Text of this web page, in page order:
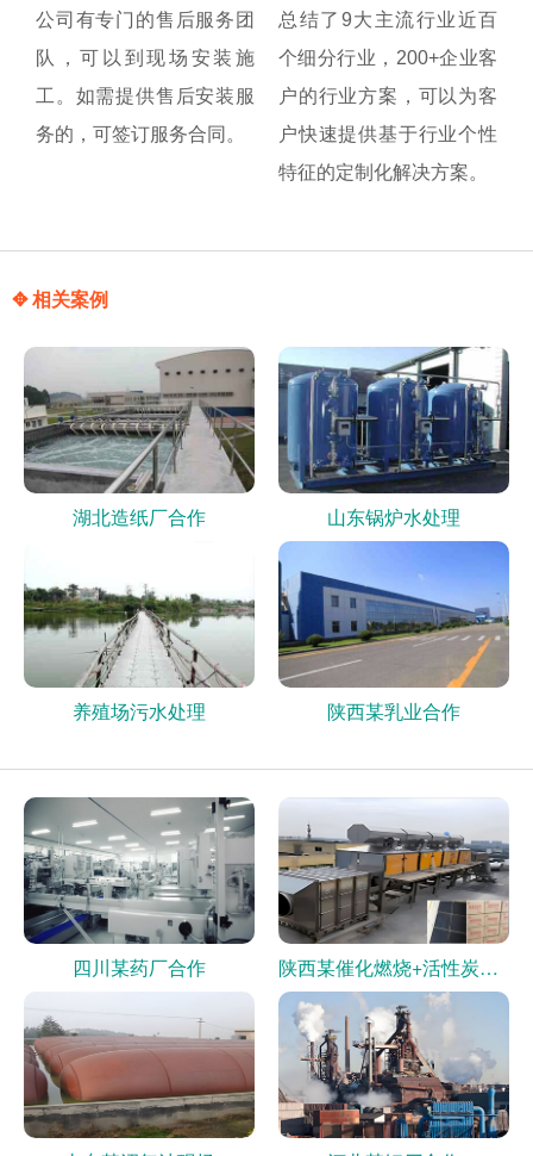
公司有专门的售后服务团
队，可以到现场安装施
工。如需提供售后安装服
务的，可签订服务合同。
总结了9大主流行业近百
个细分行业，200+企业客
户的行业方案，可以为客
户快速提供基于行业个性
特征的定制化解决方案。
✥ 相关案例
湖北造纸厂合作 山东锅炉水处理
养殖场污水处理 陕西某乳业合作
四川某药厂合作 陕西某催化燃烧+活性炭现场